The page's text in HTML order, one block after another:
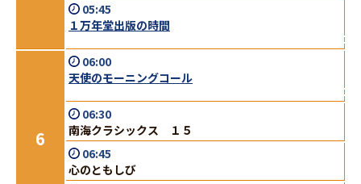
05:45
１万年堂出版の時間
6
06:00
天使のモーニングコール
06:30
南海クラシックス １５
06:45
心のともしび